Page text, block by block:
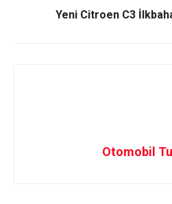
Yeni Citroen C3
Otomobil